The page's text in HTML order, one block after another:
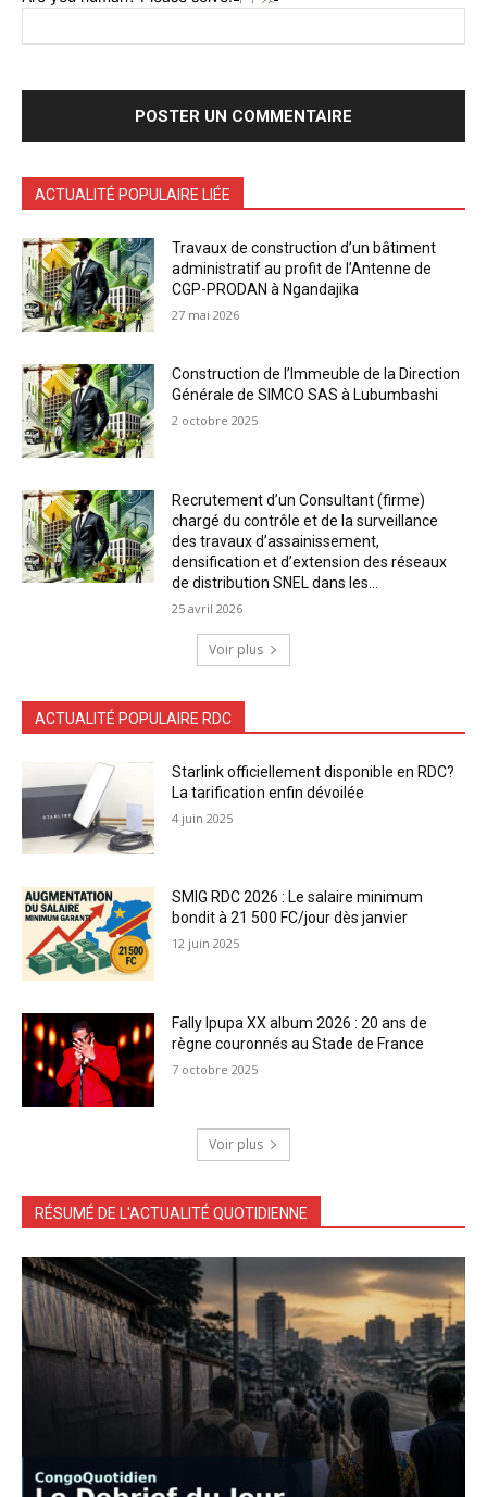
ACTUALITÉ POPULAIRE LIÉE
Travaux de construction d’un bâtiment
administratif au profit de l’Antenne de
CGP-PRODAN à Ngandajika
27 mai 2026
Construction de l’Immeuble de la Direction
Générale de SIMCO SAS à Lubumbashi
2 octobre 2025
Recrutement d’un Consultant (firme)
chargé du contrôle et de la surveillance
des travaux d’assainissement,
densification et d’extension des réseaux
de distribution SNEL dans les...
25 avril 2026
Voir plus
ACTUALITÉ POPULAIRE RDC
Starlink officiellement disponible en RDC?
La tarification enfin dévoilée
4 juin 2025
SMIG RDC 2026 : Le salaire minimum
bondit à 21 500 FC/jour dès janvier
12 juin 2025
Fally Ipupa XX album 2026 : 20 ans de
règne couronnés au Stade de France
7 octobre 2025
Voir plus
RÉSUMÉ DE L'ACTUALITÉ QUOTIDIENNE